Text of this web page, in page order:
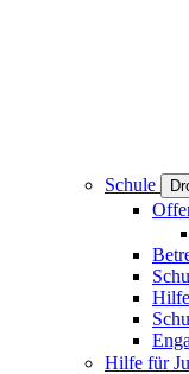
Schule
Hilfe für